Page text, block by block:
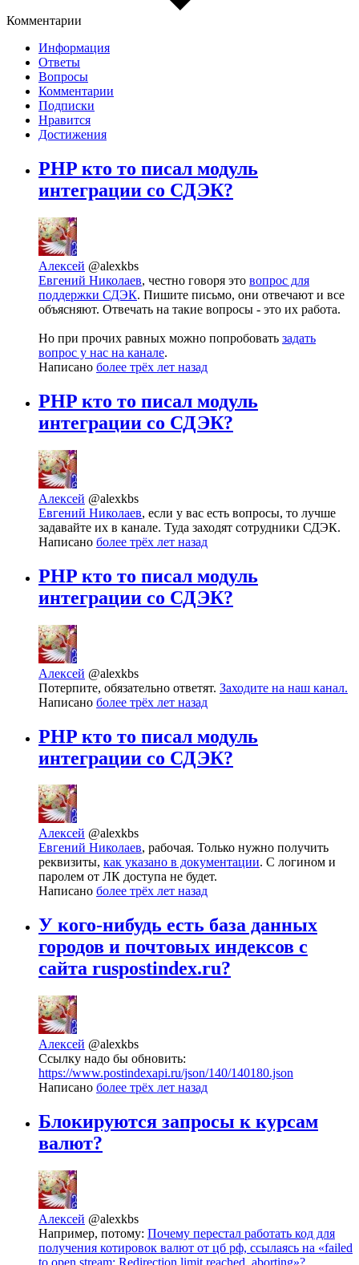
Комментарии
Информация
Ответы
Вопросы
Комментарии
Подписки
Нравится
Достижения
PHP кто то писал модуль
интеграции со СДЭК?
Алексей @alexkbs
Евгений Николаев, честно говоря это вопрос для
поддержки СДЭК. Пишите письмо, они отвечают и все
объясняют. Отвечать на такие вопросы - это их работа.
Но при прочих равных можно попробовать задать
вопрос у нас на канале.
Написано более трёх лет назад
PHP кто то писал модуль
интеграции со СДЭК?
Алексей @alexkbs
Евгений Николаев, если у вас есть вопросы, то лучше
задавайте их в канале. Туда заходят сотрудники СДЭК.
Написано более трёх лет назад
PHP кто то писал модуль
интеграции со СДЭК?
Алексей @alexkbs
Потерпите, обязательно ответят. Заходите на наш канал.
Написано более трёх лет назад
PHP кто то писал модуль
интеграции со СДЭК?
Алексей @alexkbs
Евгений Николаев, рабочая. Только нужно получить
реквизиты, как указано в документации. С логином и
паролем от ЛК доступа не будет.
Написано более трёх лет назад
У кого-нибудь есть база данных
городов и почтовых индексов с
сайта ruspostindex.ru?
Алексей @alexkbs
Ссылку надо бы обновить:
https://www.postindexapi.ru/json/140/140180.json
Написано более трёх лет назад
Блокируются запросы к курсам
валют?
Алексей @alexkbs
Например, потому: Почему перестал работать код для
получения котировок валют от цб рф, ссылаясь на «failed